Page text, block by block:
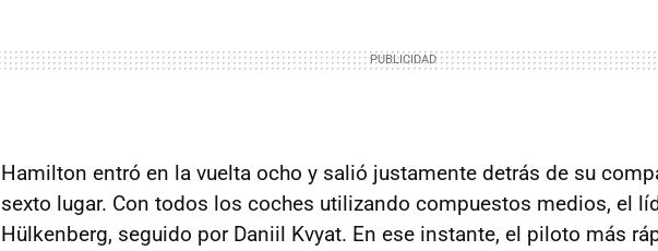
Hamilton entró en la vuelta ocho y salió justamente detrás de su
sexto lugar. Con todos los coches utilizando compuestos medios, el
Hülkenberg, seguido por Daniil Kvyat. En ese instante, el piloto más